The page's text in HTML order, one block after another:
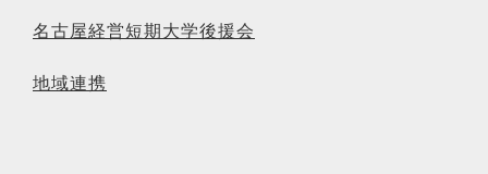
名古屋経営短期大学後援会
地域連携